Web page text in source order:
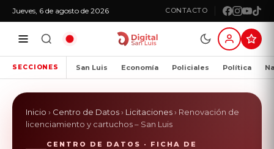
Jueves, 6 de agosto de 2026 CONTACTO
SECCIONES San Luis Economía Policiales Política
Inicio › Centro de Datos› Licitaciones› Renovación de
licenciamiento y cartuchos – San Luis
CENTRO DE DATOS · FICHA DE